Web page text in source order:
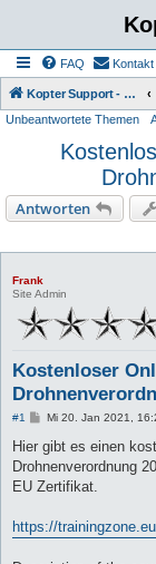
FAQ Kontakt
Kopter Support - von Anwendern für Anwender.
Unbeantwortete Themen
Antworten
Frank
Site Admin
Kostenloser
#1
B
i
t
r
a
Mi 20. Jan 2021,
Hier gibt es einen
Drohnenverordnung
EU Zertifikat.
https://